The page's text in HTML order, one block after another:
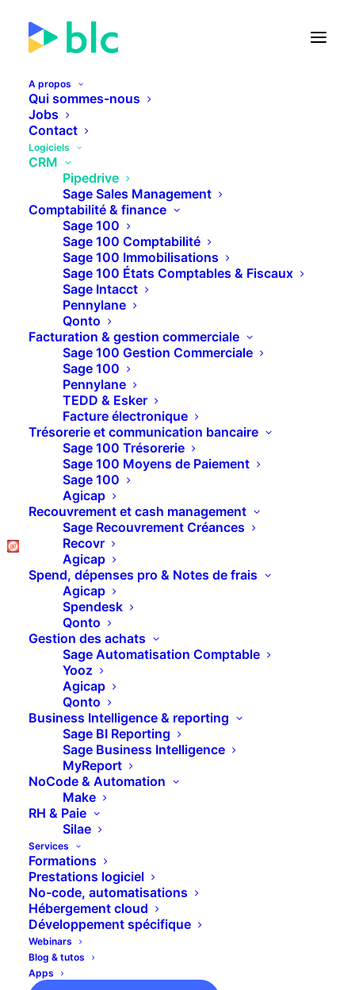
A propos
Qui sommes-nous
Jobs
Contact
Logiciels
CRM
Pipedrive
Sage Sales Management
Comptabilité & finance
Sage 100
Sage 100 Comptabilité
Sage 100 Immobilisations
Sage 100 États Comptables & Fiscaux
Sage Intacct
Pennylane
Qonto
Facturation & gestion commerciale
Sage 100 Gestion Commerciale
Sage 100
Pennylane
TEDD & Esker
Facture électronique
Trésorerie et communication bancaire
Sage 100 Trésorerie
Sage 100 Moyens de Paiement
Sage 100
Agicap
Recouvrement et cash management
Sage Recouvrement Créances
Recovr
Agicap
Spend, dépenses pro & Notes de frais
Agicap
Spendesk
Qonto
Gestion des achats
Sage Automatisation Comptable
Yooz
Agicap
Qonto
Business Intelligence & reporting
Sage BI Reporting
Sage Business Intelligence
MyReport
NoCode & Automation
Make
RH & Paie
Silae
Services
Formations
Prestations logiciel
No-code, automatisations
Hébergement cloud
Développement spécifique
Webinars
Blog & tutos
Apps
🚀 Lancement de la Facture
23JOURS05HEURES57
PLUS D'INFOS
Pipedrive : Le CRM
pour optimiser votre
gestion de la relation
client
Pipedrive est un CRM SaaS qui améliore la
gestion de la relation client et booste
l’activité commerciale. Initialement conçu
pour les TPE/PME, il présente un pipeline de
vente visuel facilitant le suivi des prospects
et la conversion des opportunités. Son
interface intuitive permet une prise en main
rapide sans nécessiter de compétences
techniques poussées.